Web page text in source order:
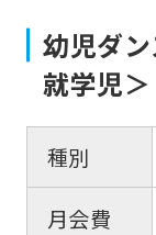
幼児ダ
就学児＞
種別
月会費